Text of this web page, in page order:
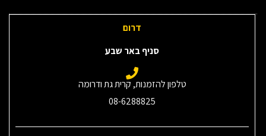
דרום
סניף באר שבע
טלפון להזמנות, קרית גת ודרומה
08-6288825